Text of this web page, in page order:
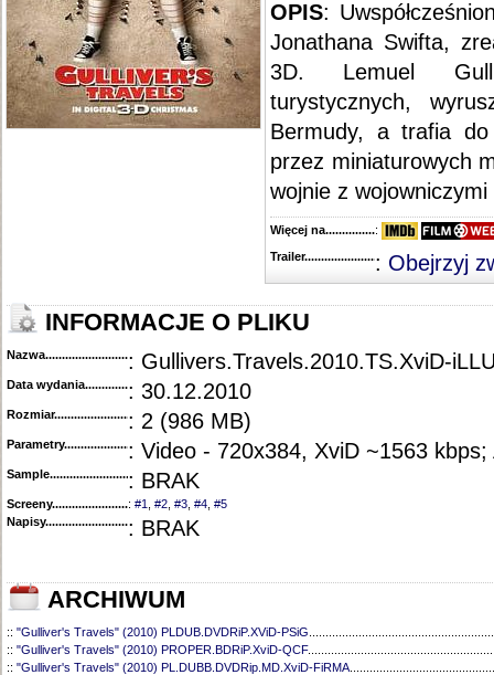
OPIS:
Jonathana Swifta,
3D. Lemuel
turystycznych,
Bermudy, a trafia do
przez miniaturowych
wojnie z
Więcej na........................................
:
Trailer...........................................
: Obejrzyj
INFORMACJE O PLIKU
Nazwa.............................................: Gullivers.Travels.2010.TS.XviD-
Data wydania......................................
: 30.12.2010
Rozmiar...........................................
: 2 (986 MB)
Parametry.........................................: Video - 720x384, XviD ~1563
Sample............................................
: BRAK
Screeny...........................................
: #1 #2 #3 #4 #5
Napisy............................................
: BRAK
ARCHIWUM
:: "Gulliver's Travels" (2010) PLDUB.DVDRiP.XViD-PSiG
:: "Gulliver's Travels" (2010) PROPER.BDRiP.XviD-QCF
:: "Gulliver's Travels" (2010) PL.DUBB.DVDRip.MD.XviD-FiRMA